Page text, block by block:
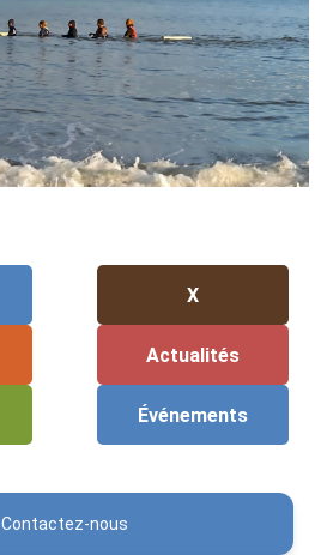
X
Actualités
Événements
Contactez-nous